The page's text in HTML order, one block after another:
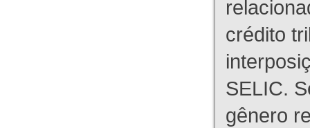
crédito
SELIC.
gênero